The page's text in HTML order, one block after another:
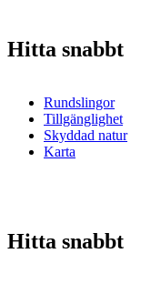
Hitta snabbt
Rundslingor
Tillgänglighet
Skyddad natur
Karta
Hitta snabbt